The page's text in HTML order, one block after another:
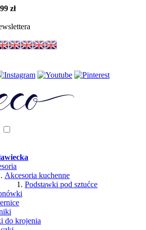
zł
Akcesoria kuchenne
Podstawki pod sztućce
do krojenia